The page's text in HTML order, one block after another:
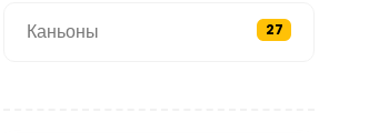
Каньоны 27